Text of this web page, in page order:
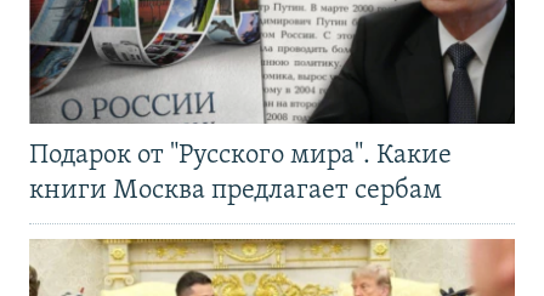
Подарок от "Русского мира". Какие
книги Москва предлагает сербам